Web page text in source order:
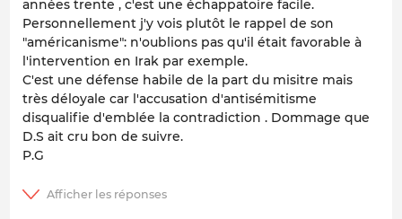
années trente , c'est une échappatoire facile.
Personnellement j'y vois plutôt le rappel de son
"américanisme": n'oublions pas qu'il était favorable à
l'intervention en Irak par exemple.
C'est une défense habile de la part du misitre mais
très déloyale car l'accusation d'antisémitisme
disqualifie d'emblée la contradiction . Dommage que
D.S ait cru bon de suivre.
P.G